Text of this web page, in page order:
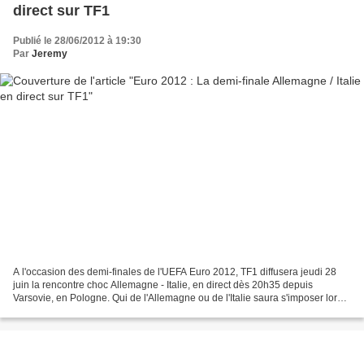
direct sur TF1
Publié le 28/06/2012 à 19:30
Par Jeremy
A l'occasion des demi-finales de l'UEFA Euro 2012, TF1 diffusera jeudi 28
juin la rencontre choc Allemagne - Italie, en direct dès 20h35 depuis
Varsovie, en Pologne. Qui de l'Allemagne ou de l'Italie saura s'imposer lors